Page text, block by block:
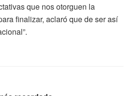
que nos otorguen la
finalizar, aclaró que de ser así